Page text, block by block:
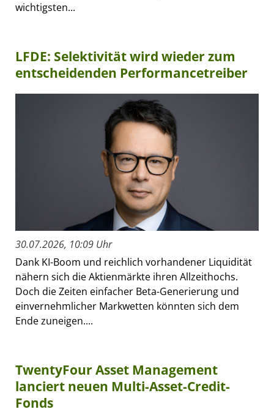
wichtigsten...
LFDE: Selektivität wird wieder zum
entscheidenden Performancetreiber
30.07.2026, 10:09 Uhr
Dank KI-Boom und reichlich vorhandener Liquidität
nähern sich die Aktienmärkte ihren Allzeithochs.
Doch die Zeiten einfacher Beta-Generierung und
einvernehmlicher Markwetten könnten sich dem
Ende zuneigen....
TwentyFour Asset Management
lanciert neuen Multi-Asset-Credit-
Fonds